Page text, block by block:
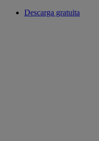
Descarga gratuita